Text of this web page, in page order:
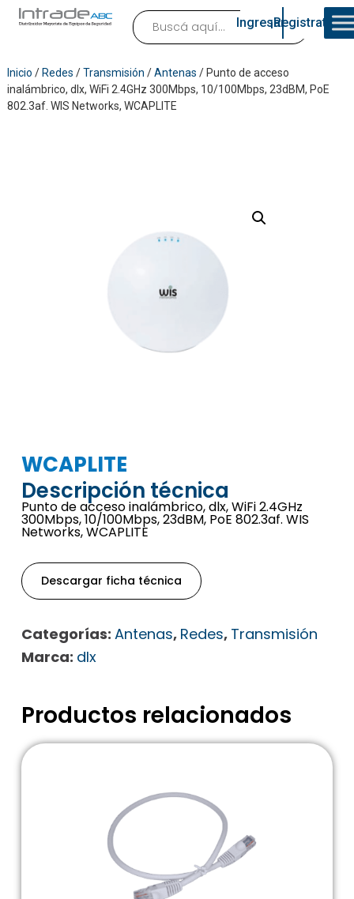
Ingresar¡Registrate!
Inicio / Redes /Transmisión /Antenas / Punto de acceso
inalámbrico, dlx, WiFi 2.4GHz 300Mbps, 10/100Mbps, 23dBM, PoE
802.3af. WIS Networks, WCAPLITE
WCAPLITE
Descripción técnica
Punto de acceso inalámbrico, dlx, WiFi 2.4GHz
300Mbps, 10/100Mbps, 23dBM, PoE 802.3af. WIS
Networks, WCAPLITE
Descargar ficha técnica
Categorías: Antenas, Redes, Transmisión
Marca: dlx
Productos relacionados